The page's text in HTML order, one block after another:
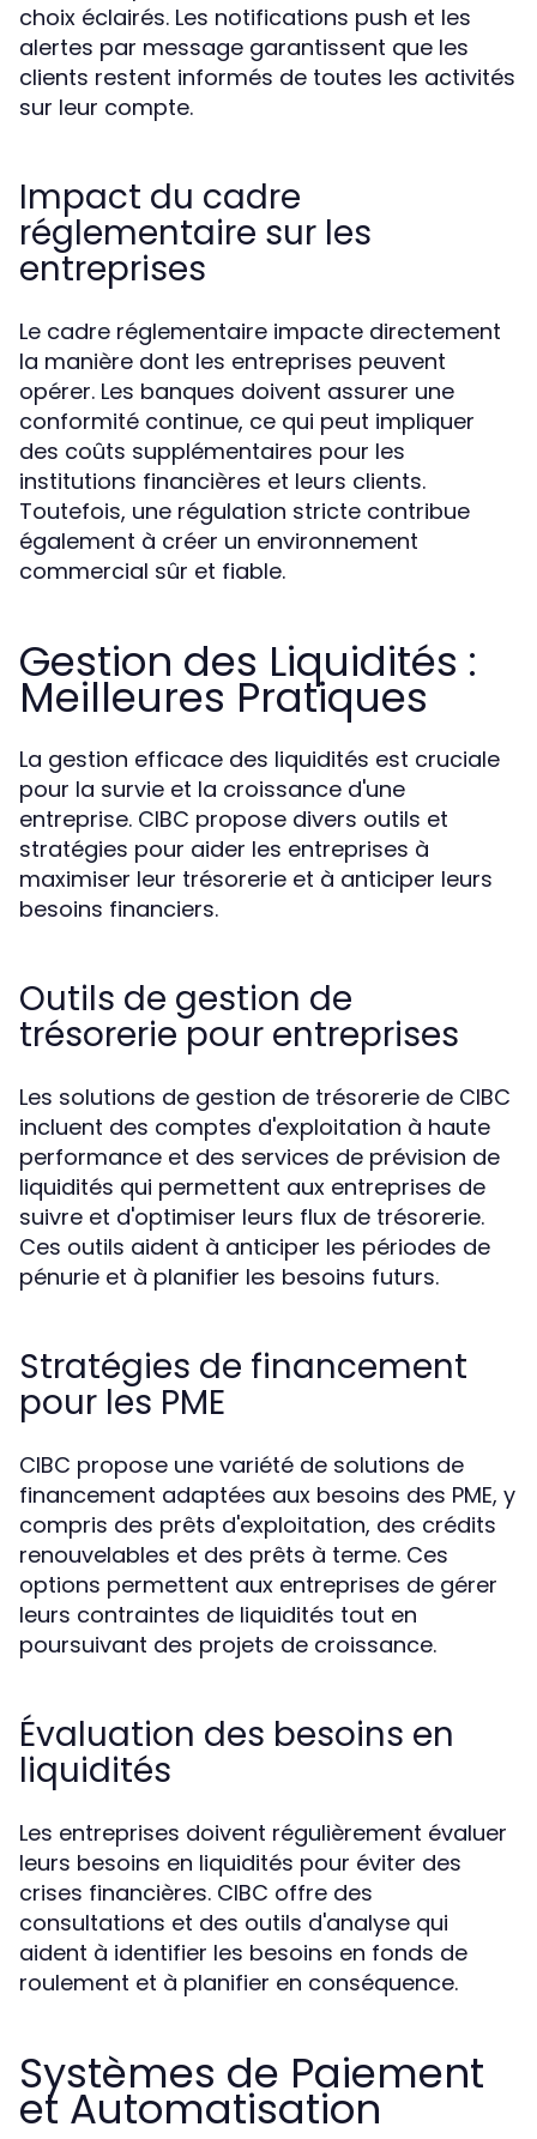
choix éclairés. Les notifications push et les
alertes par message garantissent que les
clients restent informés de toutes les activités
sur leur compte.
Impact du cadre
réglementaire sur les
entreprises
Le cadre réglementaire impacte directement
la manière dont les entreprises peuvent
opérer. Les banques doivent assurer une
conformité continue, ce qui peut impliquer
des coûts supplémentaires pour les
institutions financières et leurs clients.
Toutefois, une régulation stricte contribue
également à créer un environnement
commercial sûr et fiable.
Gestion des Liquidités :
Meilleures Pratiques
La gestion efficace des liquidités est cruciale
pour la survie et la croissance d'une
entreprise. CIBC propose divers outils et
stratégies pour aider les entreprises à
maximiser leur trésorerie et à anticiper leurs
besoins financiers.
Outils de gestion de
trésorerie pour entreprises
Les solutions de gestion de trésorerie de CIBC
incluent des comptes d'exploitation à haute
performance et des services de prévision de
liquidités qui permettent aux entreprises de
suivre et d'optimiser leurs flux de trésorerie.
Ces outils aident à anticiper les périodes de
pénurie et à planifier les besoins futurs.
Stratégies de financement
pour les PME
CIBC propose une variété de solutions de
financement adaptées aux besoins des PME, y
compris des prêts d'exploitation, des crédits
renouvelables et des prêts à terme. Ces
options permettent aux entreprises de gérer
leurs contraintes de liquidités tout en
poursuivant des projets de croissance.
Évaluation des besoins en
liquidités
Les entreprises doivent régulièrement évaluer
leurs besoins en liquidités pour éviter des
crises financières. CIBC offre des
consultations et des outils d'analyse qui
aident à identifier les besoins en fonds de
roulement et à planifier en conséquence.
Systèmes de Paiement
et Automatisation